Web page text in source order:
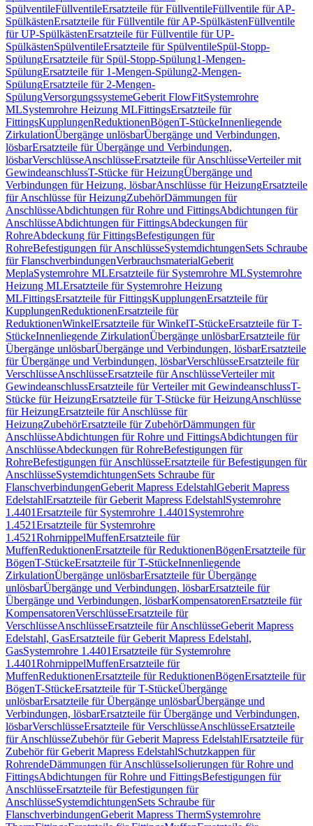
SpülventileFüllventileErsatzteile für FüllventileFüllventile für AP-
SpülkästenErsatzteile für Füllventile für AP-SpülkästenFüllventile
für UP-SpülkästenErsatzteile für Füllventile für UP-
SpülkästenSpülventileErsatzteile für SpülventileSpül-Stopp-
SpülungErsatzteile für Spül-Stopp-Spülung1-Mengen-
SpülungErsatzteile für 1-Mengen-Spülung2-Mengen-
SpülungErsatzteile für 2-Mengen-
SpülungVersorgungssystemeGeberit FlowFitSystemrohre
MLSystemrohre Heizung MLFittingsErsatzteile für
FittingsKupplungenReduktionenBögenT-StückeInnenliegende
ZirkulationÜbergänge unlösbarÜbergänge und Verbindungen,
lösbarErsatzteile für Übergänge und Verbindungen,
lösbarVerschlüsseAnschlüsseErsatzteile für AnschlüsseVerteiler mit
GewindeanschlussT-Stücke für HeizungÜbergänge und
Verbindungen für Heizung, lösbarAnschlüsse für HeizungErsatzteile
für Anschlüsse für HeizungZubehörDämmungen für
AnschlüsseAbdichtungen für Rohre und FittingsAbdichtungen für
AnschlüsseAbdichtungen für FittingsAbdeckungen für
RohreAbdeckung für FittingsBefestigungen für
RohreBefestigungen für AnschlüsseSystemdichtungenSets Schraube
für FlanschverbindungenVerbrauchsmaterialGeberit
MeplaSystemrohre MLErsatzteile für Systemrohre MLSystemrohre
Heizung MLErsatzteile für Systemrohre Heizung
MLFittingsErsatzteile für FittingsKupplungenErsatzteile für
KupplungenReduktionenErsatzteile für
ReduktionenWinkelErsatzteile für WinkelT-StückeErsatzteile für T-
StückeInnenliegende ZirkulationÜbergänge unlösbarErsatzteile für
Übergänge unlösbarÜbergänge und Verbindungen, lösbarErsatzteile
für Übergänge und Verbindungen, lösbarVerschlüsseErsatzteile für
VerschlüsseAnschlüsseErsatzteile für AnschlüsseVerteiler mit
GewindeanschlussErsatzteile für Verteiler mit GewindeanschlussT-
Stücke für HeizungErsatzteile für T-Stücke für HeizungAnschlüsse
für HeizungErsatzteile für Anschlüsse für
HeizungZubehörErsatzteile für ZubehörDämmungen für
AnschlüsseAbdichtungen für Rohre und FittingsAbdichtungen für
AnschlüsseAbdeckungen für RohreBefestigungen für
RohreBefestigungen für AnschlüsseErsatzteile für Befestigungen für
AnschlüsseSystemdichtungenSets Schraube für
FlanschverbindungenGeberit Mapress EdelstahlGeberit Mapress
EdelstahlErsatzteile für Geberit Mapress EdelstahlSystemrohre
1.4401Ersatzteile für Systemrohre 1.4401 Systemrohre
1.4521Ersatzteile für Systemrohre
1.4521RohrnippelMuffenErsatzteile für
MuffenReduktionenErsatzteile für ReduktionenBögenErsatzteile für
BögenT-StückeErsatzteile für T-StückeInnenliegende
ZirkulationÜbergänge unlösbarErsatzteile für Übergänge
unlösbarÜbergänge und Verbindungen, lösbarErsatzteile für
Übergänge und Verbindungen, lösbarKompensatorenErsatzteile für
KompensatorenVerschlüsseErsatzteile für
VerschlüsseAnschlüsseErsatzteile für AnschlüsseGeberit Mapress
Edelstahl, GasErsatzteile für Geberit Mapress Edelstahl,
GasSystemrohre 1.4401Ersatzteile für Systemrohre
1.4401RohrnippelMuffenErsatzteile für
MuffenReduktionenErsatzteile für ReduktionenBögenErsatzteile für
BögenT-StückeErsatzteile für T-StückeÜbergänge
unlösbarErsatzteile für Übergänge unlösbarÜbergänge und
Verbindungen, lösbarErsatzteile für Übergänge und Verbindungen,
lösbarVerschlüsseErsatzteile für VerschlüsseAnschlüsseErsatzteile
für AnschlüsseZubehör für Geberit Mapress EdelstahlErsatzteile für
Zubehör für Geberit Mapress EdelstahlSchutzkappen für
RohrendeDämmungen für AnschlüsseIsolierungen für Rohre und
FittingsAbdichtungen für Rohre und FittingsBefestigungen für
AnschlüsseErsatzteile für Befestigungen für
AnschlüsseSystemdichtungenSets Schraube für
FlanschverbindungenGeberit Mapress ThermSystemrohre